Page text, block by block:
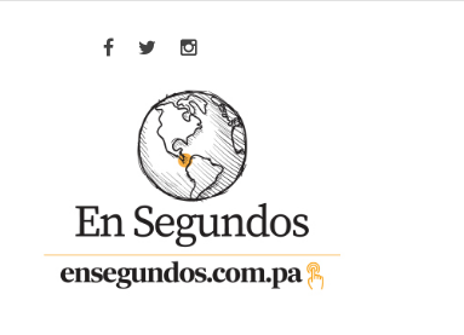
Facebook
TwitterInstagram